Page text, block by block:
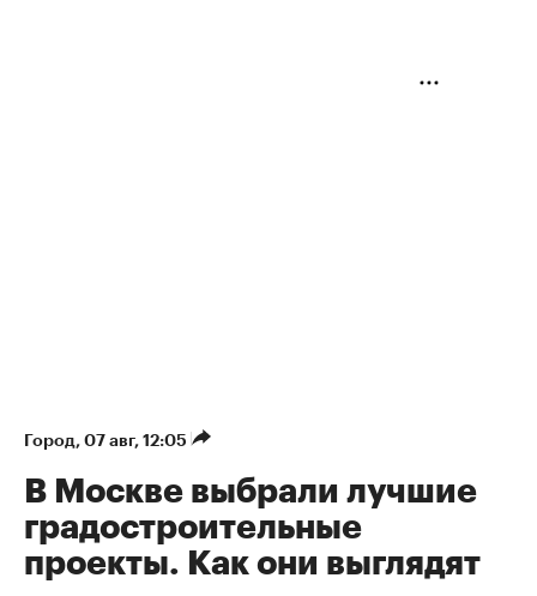
Город⁠, 07 авг, 12:05
В Москве выбрали лучшие
градостроительные
проекты. Как они выглядят